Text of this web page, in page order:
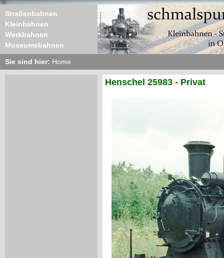
Straßenbahnen
Kleinbahnen
Werkbahnen
Museumsbahnen
Sie sind hier: Home
Henschel 25983 - Privat